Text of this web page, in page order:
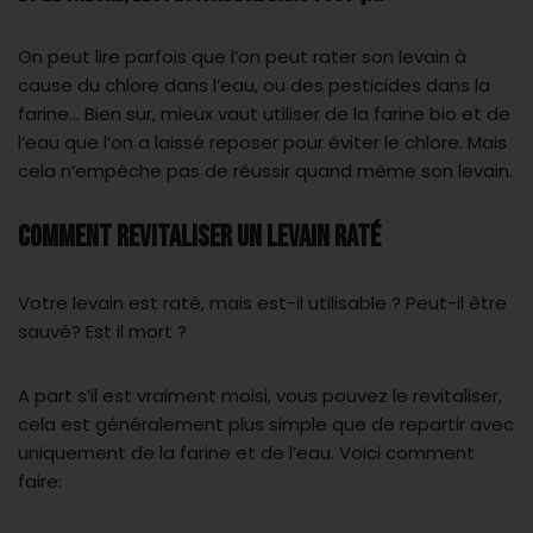
On peut lire parfois que l’on peut rater son levain à
cause du chlore dans l’eau, ou des pesticides dans la
farine… Bien sur, mieux vaut utiliser de la farine bio et de
l’eau que l’on a laissé reposer pour éviter le chlore. Mais
cela n’empêche pas de réussir quand même son levain.
COMMENT REVITALISER UN LEVAIN RATÉ
Votre levain est raté, mais est-il utilisable ? Peut-il être
sauvé? Est il mort ?
A part s’il est vraiment moisi, vous pouvez le revitaliser,
cela est généralement plus simple que de repartir avec
uniquement de la farine et de l’eau. Voici comment
faire: